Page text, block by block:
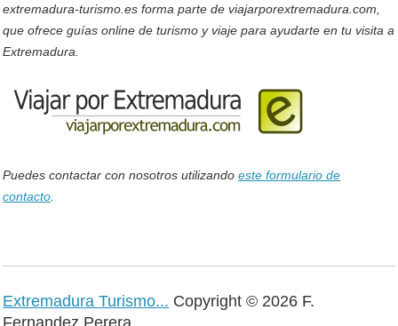
extremadura-turismo.es forma parte de viajarporextremadura.com,
que ofrece guías online de turismo y viaje para ayudarte en tu visita a
Extremadura.
Puedes contactar con nosotros utilizandoeste formulario de
contacto
Extremadura Turismo... Copyright © 2026 F.